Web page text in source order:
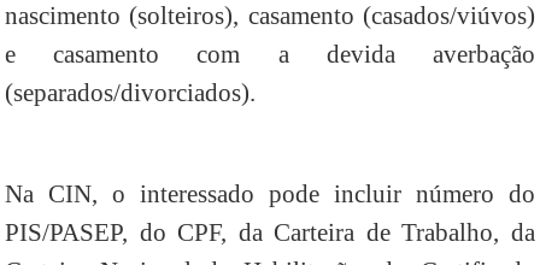
nascimento (solteiros), casamento (casados/viúvos)
e casamento com a devida averbação
(separados/divorciados).
Na CIN, o interessado pode incluir número do
PIS/PASEP, do CPF, da Carteira de Trabalho, da